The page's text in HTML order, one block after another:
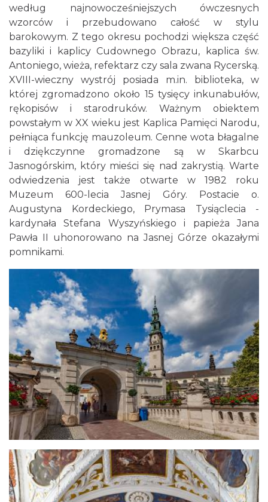
według najnowocześniejszych ówczesnych
wzorców i przebudowano całość w stylu
barokowym. Z tego okresu pochodzi większa część
bazyliki i kaplicy Cudownego Obrazu, kaplica św.
Antoniego, wieża, refektarz czy sala zwana Rycerską.
XVIII-wieczny wystrój posiada m.in. biblioteka, w
której zgromadzono około 15 tysięcy inkunabułów,
rękopisów i starodruków. Ważnym obiektem
powstałym w XX wieku jest Kaplica Pamięci Narodu,
pełniąca funkcję mauzoleum. Cenne wota błagalne
i dziękczynne gromadzone są w Skarbcu
Jasnogórskim, który mieści się nad zakrystią. Warte
odwiedzenia jest także otwarte w 1982 roku
Muzeum 600-lecia Jasnej Góry. Postacie o.
Augustyna Kordeckiego, Prymasa Tysiąclecia -
kardynała Stefana Wyszyńskiego i papieża Jana
Pawła II uhonorowano na Jasnej Górze okazałymi
pomnikami.